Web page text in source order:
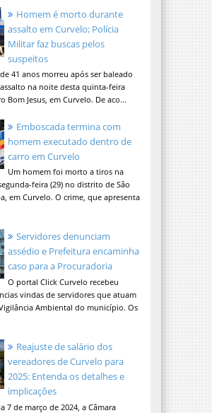
Homem é morto durante
assalto em Curvelo; Polícia
Militar faz buscas pelos
suspeitos
41 anos morreu após ser baleado
na noite desta quinta-feira
Bom Jesus, em Curvelo. De aco...
Emboscada termina com
homem executado dentro de
carro em Curvelo
Um homem foi morto a tiros na
feira (29) no distrito de São
em Curvelo. O crime, que apresenta
Servidores denunciam
assédio e Prefeitura encaminha
caso para a Procuradoria
O portal Click Curvelo recebeu
vindas de servidores que atuam
Ambiental do município. Os
Reajuste de salário dos
vereadores de Curvelo para
2025: Entenda os detalhes e
implicações
7 de março de 2024, a Câmara